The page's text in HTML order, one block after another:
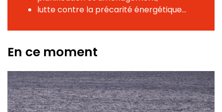
lutte contre la précarité énergétique...
En ce moment